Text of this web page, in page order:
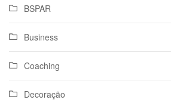
BSPAR
Business
Coaching
Decoração